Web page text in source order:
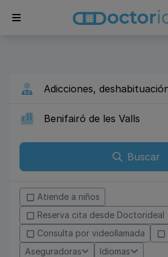
Buscar
Atiende a niños
Reserva cita desde Doctorideal
Consulta por videollamada
Aseguradoras
Idiomas